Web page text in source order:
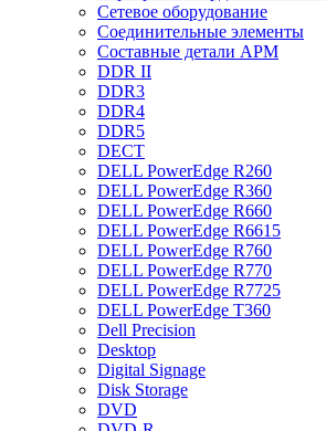
Cетевое оборудование
Cоединительные элементы
Cоставные детали АРМ
DDR II
DDR3
DDR4
DDR5
DECT
DELL PowerEdge R260
DELL PowerEdge R360
DELL PowerEdge R660
DELL PowerEdge R6615
DELL PowerEdge R760
DELL PowerEdge R770
DELL PowerEdge R7725
DELL PowerEdge T360
Dell Precision
Desktop
Digital Signage
Disk Storage
DVD